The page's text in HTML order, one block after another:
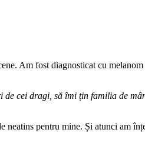
Am fost diagnosticat cu
cei dragi, să îmi țin familia de
pentru mine. Și atunci am